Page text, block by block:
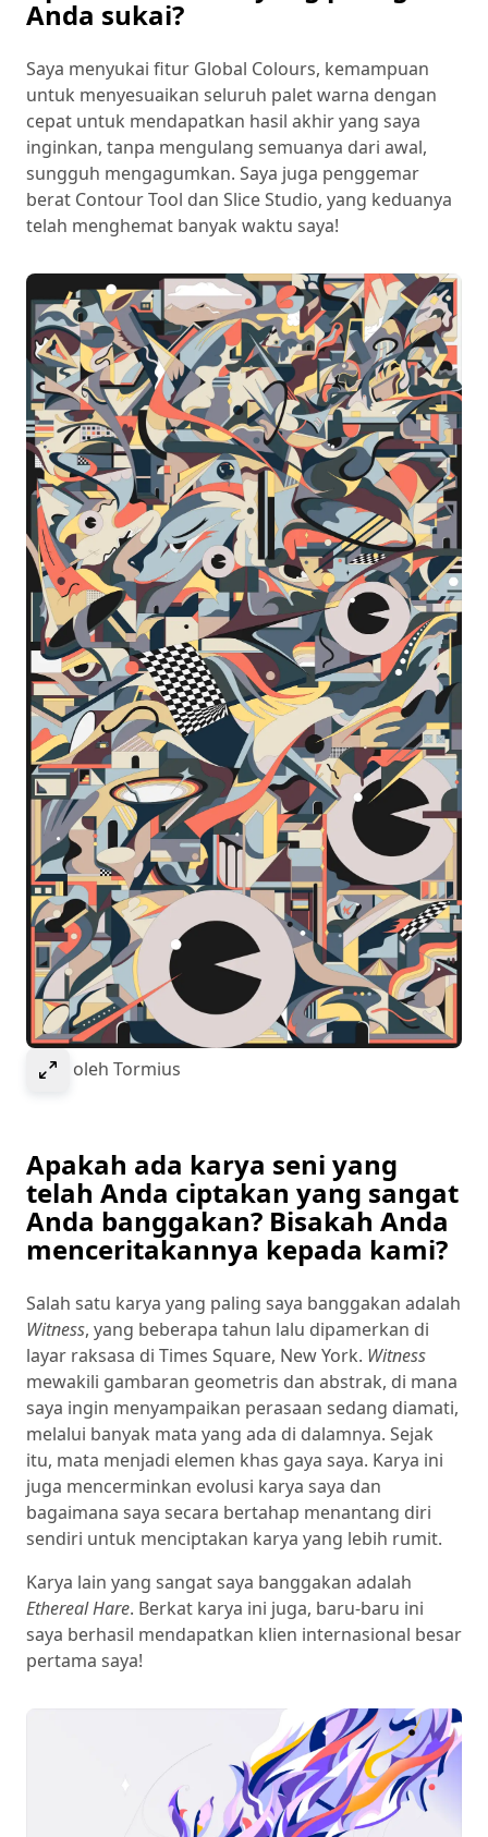
Anda sukai?
Saya menyukai fitur Global Colours, kemampuan
untuk menyesuaikan seluruh palet warna dengan
cepat untuk mendapatkan hasil akhir yang saya
inginkan, tanpa mengulang semuanya dari awal,
sungguh mengagumkan. Saya juga penggemar
berat Contour Tool dan Slice Studio, yang keduanya
telah menghemat banyak waktu saya!
Select to expand image
Saksi oleh Tormius
Apakah ada karya seni yang
telah Anda ciptakan yang sangat
Anda banggakan? Bisakah Anda
menceritakannya kepada kami?
Salah satu karya yang paling saya banggakan adalah
Witness, yang beberapa tahun lalu dipamerkan di
layar raksasa di Times Square, New York. Witness
mewakili gambaran geometris dan abstrak, di mana
saya ingin menyampaikan perasaan sedang diamati,
melalui banyak mata yang ada di dalamnya. Sejak
itu, mata menjadi elemen khas gaya saya. Karya ini
juga mencerminkan evolusi karya saya dan
bagaimana saya secara bertahap menantang diri
sendiri untuk menciptakan karya yang lebih rumit.
Karya lain yang sangat saya banggakan adalah
Ethereal Hare. Berkat karya ini juga, baru-baru ini
saya berhasil mendapatkan klien internasional besar
pertama saya!